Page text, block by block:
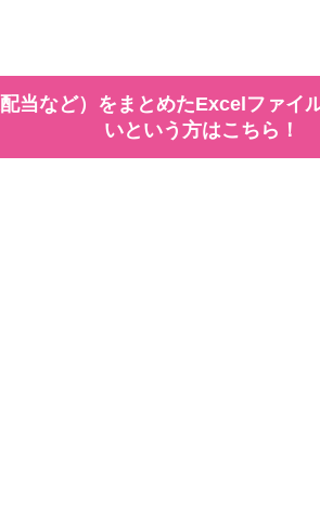
当など）をまとめたExcelファイ
いという方はこちら！